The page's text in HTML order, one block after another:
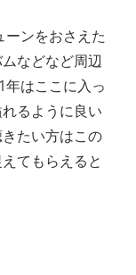
ーンをおさえた
などなど周辺
はここに入っ
るように良い
たい方はこの
てもらえると